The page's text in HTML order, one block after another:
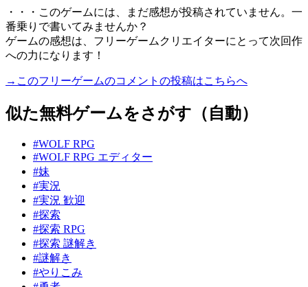
・・・このゲームには、まだ感想が投稿されていません。一
番乗りで書いてみませんか？
ゲームの感想は、フリーゲームクリエイターにとって次回作
への力になります！
→このフリーゲームのコメントの投稿はこちらへ
似た無料ゲームをさがす（自動）
#WOLF RPG
#WOLF RPG エディター
#妹
#実況
#実況 歓迎
#探索
#探索 RPG
#探索 謎解き
#謎解き
#やりこみ